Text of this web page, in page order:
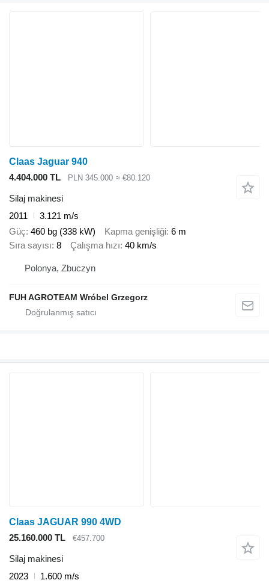
Claas Jaguar 940
4.404.000 TL
PLN 345.000 ≈ €80.120
Silaj makinesi
2011
3.121 m/s
Güç 460 bg (338 kW) Kapma genişliği 6 m
Sıra sayısı 8 Çalışma hızı 40 km/s
Polonya, Zbuczyn
FUH AGROTEAM Wróbel Grzegorz
Claas JAGUAR 990 4WD
25.160.000 TL
€457.700
Silaj makinesi
2023
1.600 m/s